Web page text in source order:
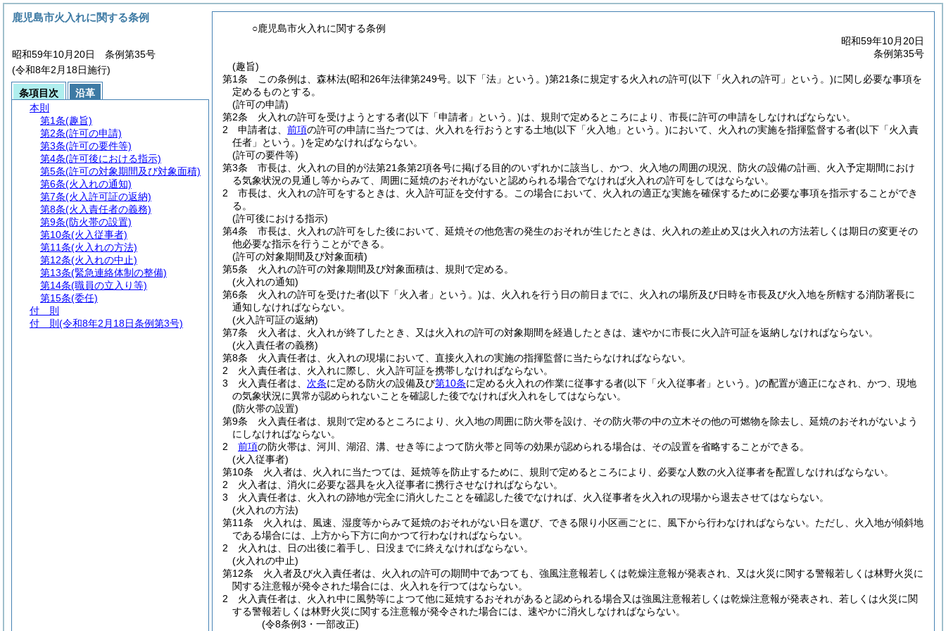
○鹿児島市火入れに関する条例
昭和59年10月20日
条例第35号
(趣旨)
第1条
この条例は、森林法(昭和26年法律第249号。以下「法」という。)第21条に規定する火入れの許可(以下「火入れの許可」という。)に関し必要な事項を
定めるものとする。
(許可の申請)
第2条
火入れの許可を受けようとする者(以下「申請者」という。)は、規則で定めるところにより、市長に許可の申請をしなければならない。
2
申請者は、 前項の許可の申請に当たつては、火入れを行おうとする土地(以下「火入地」という。)において、火入れの実施を指揮監督する者(以下「火入責
任者」という。)を定めなければならない。
(許可の要件等)
第3条
市長は、火入れの目的が法第21条第2項各号に掲げる目的のいずれかに該当し、かつ、火入地の周囲の現況、防火の設備の計画、火入予定期間におけ
る気象状況の見通し等からみて、周囲に延焼のおそれがないと認められる場合でなければ火入れの許可をしてはならない。
2
市長は、火入れの許可をするときは、火入許可証を交付する。
この場合において、火入れの適正な実施を確保するために必要な事項を指示することができ
る。
(許可後における指示)
第4条
市長は、火入れの許可をした後において、延焼その他危害の発生のおそれが生じたときは、火入れの差止め又は火入れの方法若しくは期日の変更その
他必要な指示を行うことができる。
(許可の対象期間及び対象面積)
第5条
火入れの許可の対象期間及び対象面積は、規則で定める。
(火入れの通知)
第6条
火入れの許可を受けた者(以下「火入者」という。)は、火入れを行う日の前日までに、火入れの場所及び日時を市長及び火入地を所轄する消防署長に
通知しなければならない。
(火入許可証の返納)
第7条
火入者は、火入れが終了したとき、又は火入れの許可の対象期間を経過したときは、速やかに市長に火入許可証を返納しなければならない。
(火入責任者の義務)
第8条
火入責任者は、火入れの現場において、直接火入れの実施の指揮監督に当たらなければならない。
2
火入責任者は、火入れに際し、火入許可証を携帯しなければならない。
3
火入責任者は、 次条に定める防火の設備及び第10条に定める火入れの作業に従事する者(以下「火入従事者」という。)の配置が適正になされ、かつ、現地
の気象状況に異常が認められないことを確認した後でなければ火入れをしてはならない。
(防火帯の設置)
第9条
火入責任者は、規則で定めるところにより、火入地の周囲に防火帯を設け、その防火帯の中の立木その他の可燃物を除去し、延焼のおそれがないよう
にしなければならない。
2
前項の防火帯は、河川、湖沼、溝、せき等によつて防火帯と同等の効果が認められる場合は、その設置を省略することができる。
(火入従事者)
第10条
火入者は、火入れに当たつては、延焼等を防止するために、規則で定めるところにより、必要な人数の火入従事者を配置しなければならない。
2
火入者は、消火に必要な器具を火入従事者に携行させなければならない。
3
火入責任者は、火入れの跡地が完全に消火したことを確認した後でなければ、火入従事者を火入れの現場から退去させてはならない。
(火入れの方法)
第11条
火入れは、風速、湿度等からみて延焼のおそれがない日を選び、できる限り小区画ごとに、風下から行わなければならない。 ただし、火入地が傾斜地
である場合には、上方から下方に向かつて行わなければならない。
2
火入れは、日の出後に着手し、日没までに終えなければならない。
(火入れの中止)
第12条
火入者及び火入責任者は、火入れの許可の期間中であつても、強風注意報若しくは乾燥注意報が発表され、又は火災に関する警報若しくは林野火災に
関する注意報が発令された場合には、火入れを行つてはならない。
2
火入責任者は、火入れ中に風勢等によつて他に延焼するおそれがあると認められる場合又は強風注意報若しくは乾燥注意報が発表され、若しくは火災に関
する警報若しくは林野火災に関する注意報が発令された場合には、速やかに消火しなければならない。
(令8条例3・一部改正)
鹿児島市火入れに関する条例
昭和59年10月20日 条例第35号
(令和8年2月18日施行)
条項目次
沿革
本則
第1条(趣旨)
第2条(許可の申請)
第3条(許可の要件等)
第4条(許可後における指示)
第5条(許可の対象期間及び対象面積)
第6条(火入れの通知)
第7条(火入許可証の返納)
第8条(火入責任者の義務)
第9条(防火帯の設置)
第10条(火入従事者)
第11条(火入れの方法)
第12条(火入れの中止)
第13条(緊急連絡体制の整備)
第14条(職員の立入り等)
第15条(委任)
付 則
付 則 (令和8年2月18日条例第3号)